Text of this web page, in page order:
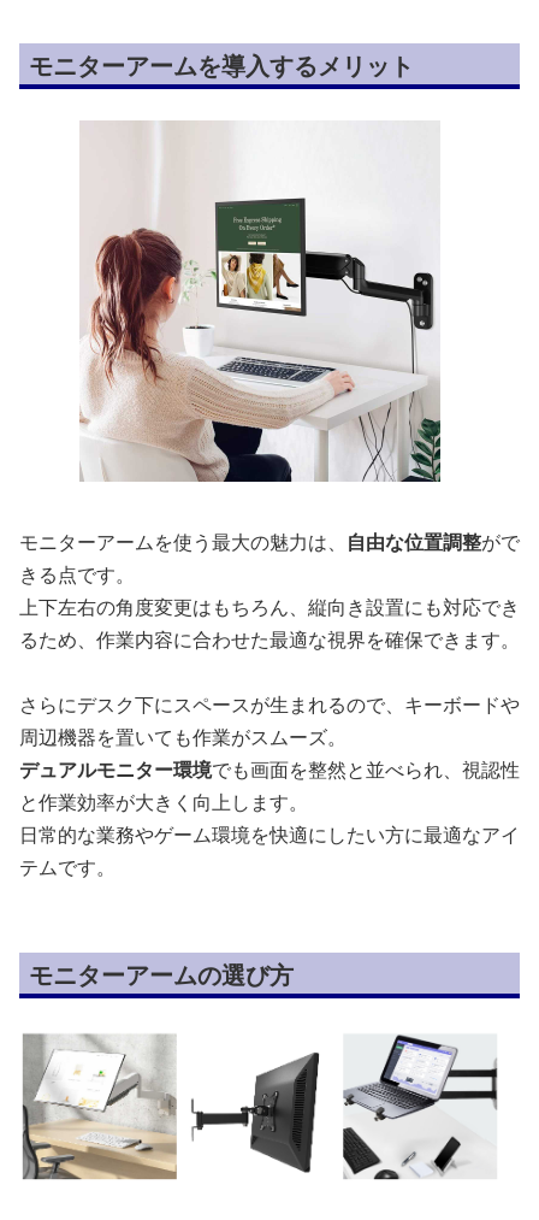
モニターアームを導入するメリット
モニターアームを使う最大の魅力は、 自由な位置調整がで
きる点です。
上下左右の角度変更はもちろん、縦向き設置にも対応でき
るため、作業内容に合わせた最適な視界を確保できます。
さらにデスク下にスペースが生まれるので、キーボードや
周辺機器を置いても作業がスムーズ。
デュアルモニター環境でも画面を整然と並べられ、視認性
と作業効率が大きく向上します。
日常的な業務やゲーム環境を快適にしたい方に最適なアイ
テムです。
モニターアームの選び方